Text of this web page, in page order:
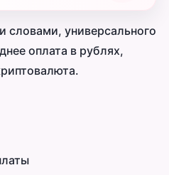
словами, универсального
оплата в рублях,